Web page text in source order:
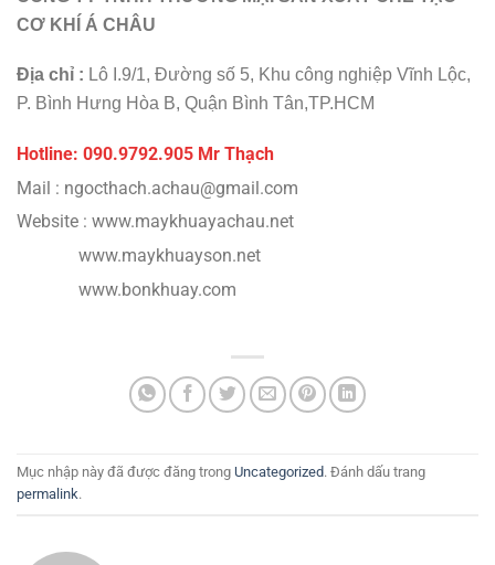
CƠ KHÍ Á CHÂU
Địa chỉ : Lô I.9/1, Đường số 5, Khu công nghiệp Vĩnh Lộc,
P. Bình Hưng Hòa B, Quận Bình Tân,TP.HCM
Hotline: 090.9792.905 Mr Thạch
Mail : ngocthach.achau@gmail.com
Website : www.maykhuayachau.net
www.maykhuayson.net
www.bonkhuay.com
Mục nhập này đã được đăng trong Uncategorized. Đánh dấu trang
permalink.